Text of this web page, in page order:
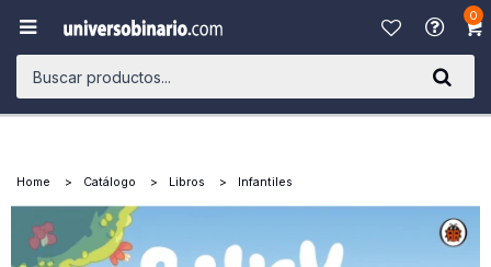
0

Home Catálogo Libros Infantiles